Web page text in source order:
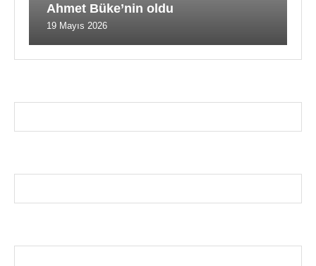
Ahmet Büke’nin oldu
19 Mayıs 2026